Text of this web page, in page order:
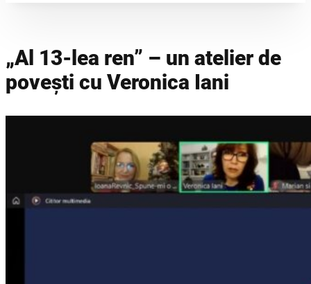
„Al 13-lea ren” – un atelier de
povești cu Veronica Iani